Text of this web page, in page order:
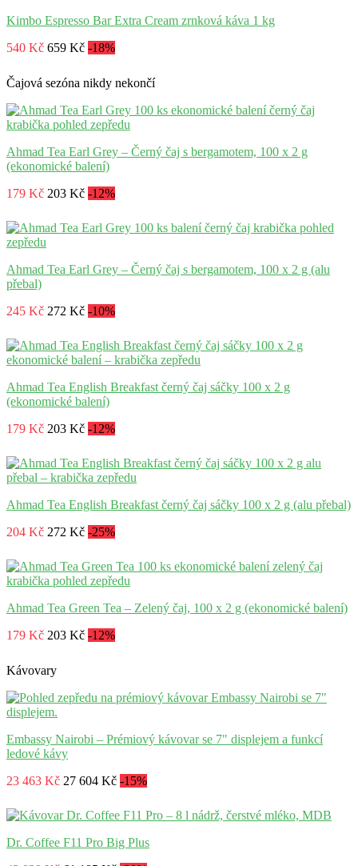
Kimbo Espresso Bar Extra Cream zrnková káva 1 kg
540 Kč 659 Kč -18%
Čajová sezóna nikdy nekončí
Ahmad Tea Earl Grey – Černý čaj s bergamotem, 100 x 2 g
(ekonomické balení)
179 Kč 203 Kč -12%
Ahmad Tea Earl Grey – Černý čaj s bergamotem, 100 x 2 g (alu
přebal)
245 Kč 272 Kč -10%
Ahmad Tea English Breakfast černý čaj sáčky 100 x 2 g
(ekonomické balení)
179 Kč 203 Kč -12%
Ahmad Tea English Breakfast černý čaj sáčky 100 x 2 g (alu přebal)
204 Kč 272 Kč -25%
Ahmad Tea Green Tea – Zelený čaj, 100 x 2 g (ekonomické balení)
179 Kč 203 Kč -12%
Kávovary
Embassy Nairobi – Prémiový kávovar se 7" displejem a funkcí
ledové kávy
23 463 Kč 27 604 Kč -15%
Dr. Coffee F11 Pro Big Plus